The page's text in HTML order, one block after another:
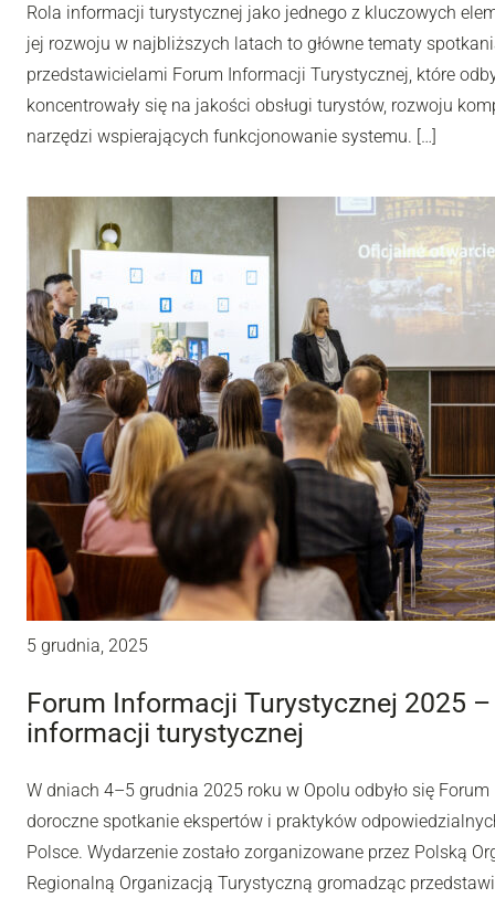
Rola informacji turystycznej jako jednego z kluczowych
jej rozwoju w najbliższych latach to główne tematy
przedstawicielami Forum Informacji Turystycznej, które
koncentrowały się na jakości obsługi turystów, rozwoju
narzędzi wspierających funkcjonowanie systemu. […]
5 grudnia, 2025
Forum Informacji Turystycznej 2025
informacji turystycznej
W dniach 4–5 grudnia 2025 roku w Opolu odbyło się
doroczne spotkanie ekspertów i praktyków
Polsce. Wydarzenie zostało zorganizowane przez Polską
Regionalną Organizacją Turystyczną gromadząc